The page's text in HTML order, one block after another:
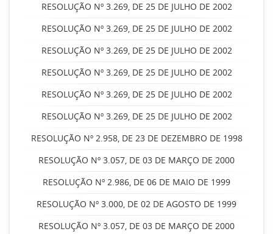
RESOLUÇÃO Nº 3.269, DE 25 DE JULHO DE 2002
RESOLUÇÃO Nº 3.269, DE 25 DE JULHO DE 2002
RESOLUÇÃO Nº 3.269, DE 25 DE JULHO DE 2002
RESOLUÇÃO Nº 3.269, DE 25 DE JULHO DE 2002
RESOLUÇÃO Nº 3.269, DE 25 DE JULHO DE 2002
RESOLUÇÃO Nº 3.269, DE 25 DE JULHO DE 2002
RESOLUÇÃO Nº 2.958, DE 23 DE DEZEMBRO DE 1998
RESOLUÇÃO Nº 3.057, DE 03 DE MARÇO DE 2000
RESOLUÇÃO Nº 2.986, DE 06 DE MAIO DE 1999
RESOLUÇÃO Nº 3.000, DE 02 DE AGOSTO DE 1999
RESOLUÇÃO Nº 3.057, DE 03 DE MARÇO DE 2000